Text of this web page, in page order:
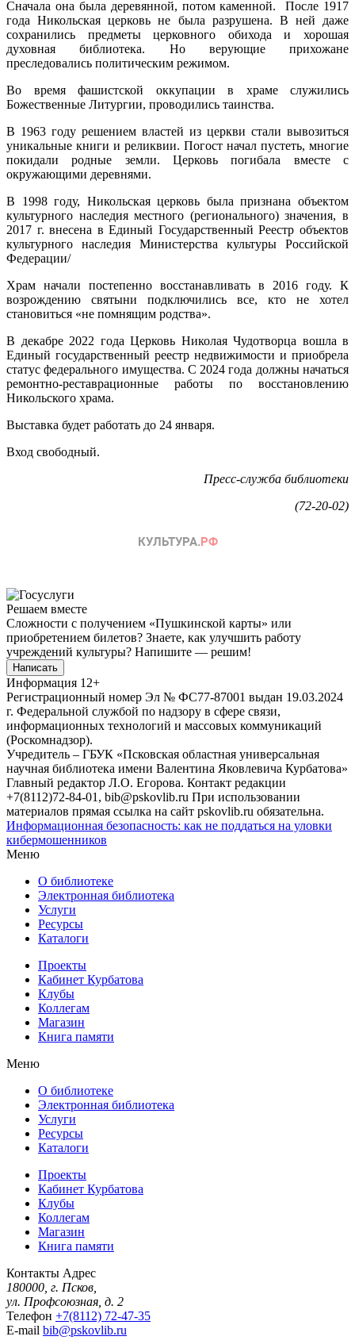
Сначала она была деревянной, потом каменной. После 1917
года Никольская церковь не была разрушена. В ней даже
сохранились предметы церковного обихода и хорошая
духовная библиотека. Но верующие прихожане
преследовались политическим режимом.
Во время фашистской оккупации в храме служились
Божественные Литургии, проводились таинства.
В 1963 году решением властей из церкви стали вывозиться
уникальные книги и реликвии. Погост начал пустеть, многие
покидали родные земли. Церковь погибала вместе с
окружающими деревнями.
В 1998 году, Никольская церковь была признана объектом
культурного наследия местного (регионального) значения, в
2017 г. внесена в Единый Государственный Реестр объектов
культурного наследия Министерства культуры Российской
Федерации/
Храм начали постепенно восстанавливать в 2016 году. К
возрождению святыни подключились все, кто не хотел
становиться «не помнящим родства».
В декабре 2022 года Церковь Николая Чудотворца вошла в
Единый государственный реестр недвижимости и приобрела
статус федерального имущества. С 2024 года должны начаться
ремонтно-реставрационные работы по восстановлению
Никольского храма.
Выставка будет работать до 24 января.
Вход свободный.
Пресс-служба библиотеки
(72-20-02)
Решаем вместе
Сложности с получением «Пушкинской карты» или
приобретением билетов? Знаете, как улучшить работу
учреждений культуры? Напишите — решим!
Написать
Информация 12+
Регистрационный номер Эл № ФС77-87001 выдан 19.03.2024
г. Федеральной службой по надзору в сфере связи,
информационных технологий и массовых коммуникаций
(Роскомнадзор).
Учредитель – ГБУК «Псковская областная универсальная
научная библиотека имени Валентина Яковлевича Курбатова»
Главный редактор Л.О. Егорова. Контакт редакции
+7(8112)72-84-01, bib@pskovlib.ru При использовании
материалов прямая ссылка на сайт pskovlib.ru обязательна.
Информационная безопасность: как не поддаться на уловки
кибермошенников
Меню
О библиотеке
Электронная библиотека
Услуги
Ресурсы
Каталоги
Проекты
Кабинет Курбатова
Клубы
Коллегам
Магазин
Книга памяти
Меню
О библиотеке
Электронная библиотека
Услуги
Ресурсы
Каталоги
Проекты
Кабинет Курбатова
Клубы
Коллегам
Магазин
Книга памяти
Контакты Адрес
180000, г. Псков,
ул. Профсоюзная, д. 2
Телефон +7(8112) 72-47-35
E-mail bib@pskovlib.ru